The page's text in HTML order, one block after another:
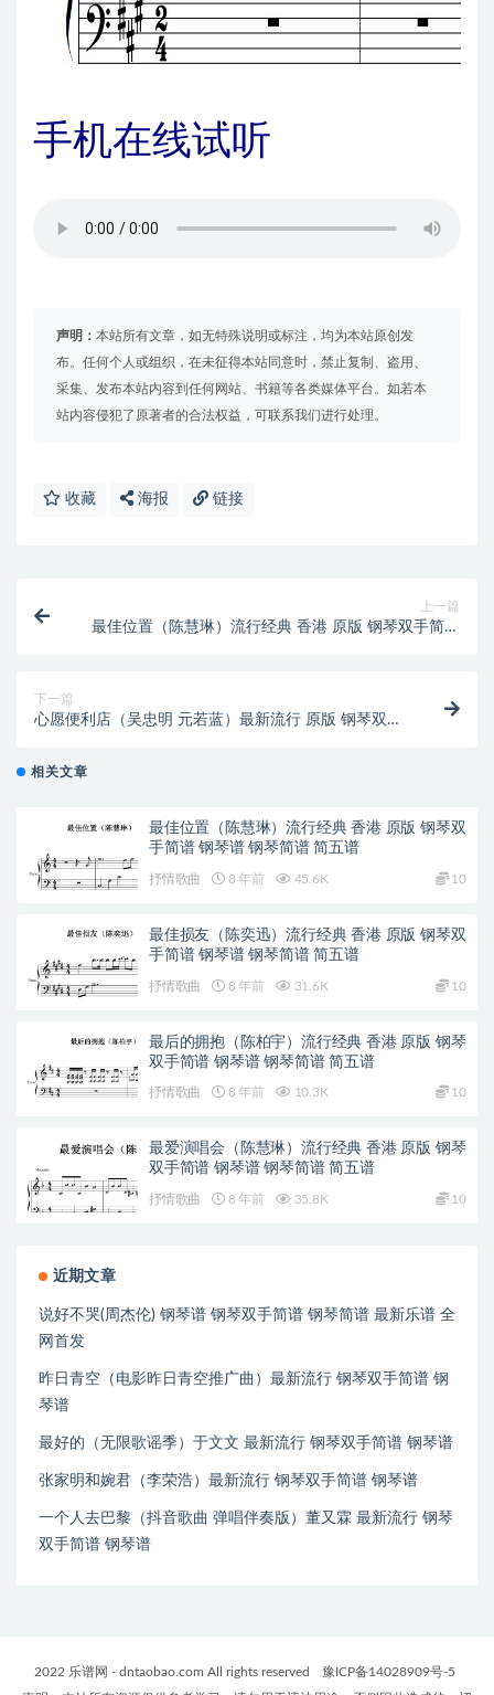
手机在线试听
声明： 本站所有文章，如无特殊说明或标注，均为本站原创发
布。任何个人或组织，在未征得本站同意时，禁止复制、盗用、
采集、发布本站内容到任何网站、书籍等各类媒体平台。如若本
站内容侵犯了原著者的合法权益，可联系我们进行处理。
收藏 海报 链接
上一篇
最佳位置（陈慧琳）流行经典 香港 原版 钢琴双手简谱
下一篇
心愿便利店（吴忠明 元若蓝）最新流行 原版 钢琴双手
相关文章
最佳位置（陈慧琳）流行经典 香港 原版 钢琴双
手简谱 钢琴谱 钢琴简谱 简五谱
抒情歌曲 8 年前 45.6K 10
最佳损友（陈奕迅）流行经典 香港 原版 钢琴双
手简谱 钢琴谱 钢琴简谱 简五谱
抒情歌曲 8 年前 31.6K 10
最后的拥抱（陈柏宇）流行经典 香港 原版 钢琴
双手简谱 钢琴谱 钢琴简谱 简五谱
抒情歌曲 8 年前 10.3K 10
最爱演唱会（陈慧琳）流行经典 香港 原版 钢琴
双手简谱 钢琴谱 钢琴简谱 简五谱
抒情歌曲 8 年前 35.8K 10
近期文章
说好不哭(周杰伦) 钢琴谱 钢琴双手简谱 钢琴简谱 最新乐谱 全
网首发
昨日青空（电影昨日青空推广曲）最新流行 钢琴双手简谱 钢
琴谱
最好的（无限歌谣季）于文文 最新流行 钢琴双手简谱 钢琴谱
张家明和婉君（李荣浩）最新流行 钢琴双手简谱 钢琴谱
一个人去巴黎（抖音歌曲 弹唱伴奏版）董又霖 最新流行 钢琴
双手简谱 钢琴谱
2022 乐谱网 - dntaobao.com All rights reserved
豫ICP备14028909号-5